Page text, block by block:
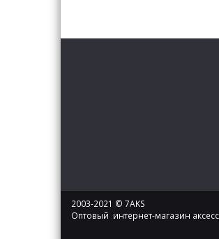
2003-2021 © 7AKS
Оптовый интернет-магазин